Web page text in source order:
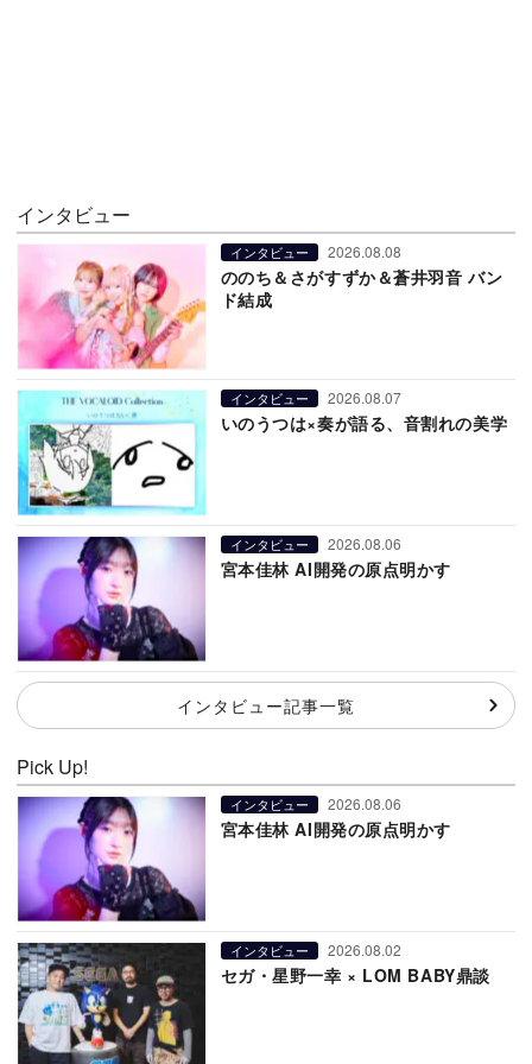
インタビュー
インタビュー 2026.08.08
ののち＆さがすずか＆蒼井羽音 バン
ド結成
インタビュー 2026.08.07
いのうつは×奏が語る、音割れの美学
インタビュー 2026.08.06
宮本佳林 AI開発の原点明かす
インタビュー記事一覧
Pick Up!
インタビュー 2026.08.06
宮本佳林 AI開発の原点明かす
インタビュー 2026.08.02
セガ・星野一幸 × LOM BABY鼎談